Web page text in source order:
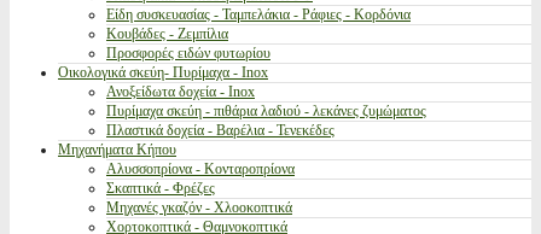
Είδη συσκευασίας - Ταμπελάκια - Ράφιες - Κορδόνια
Κουβάδες - Ζεμπίλια
Προσφορές ειδών φυτωρίου
Οικολογικά σκεύη- Πυρίμαχα - Inox
Ανοξείδωτα δοχεία - Inox
Πυρίμαχα σκεύη - πιθάρια λαδιού - λεκάνες ζυμώματος
Πλαστικά δοχεία - Βαρέλια - Τενεκέδες
Μηχανήματα Κήπου
Αλυσσοπρίονα - Κονταροπρίονα
Σκαπτικά - Φρέζες
Μηχανές γκαζόν - Χλοοκοπτικά
Χορτοκοπτικά - Θαμνοκοπτικά